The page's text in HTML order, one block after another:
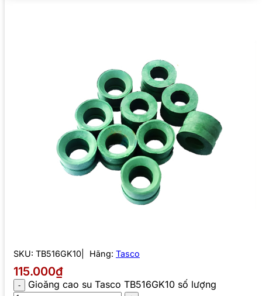
SKU: TB516GK10 Hãng: Tasco
115.000₫
Gioăng cao su Tasco TB516GK10 số lượng